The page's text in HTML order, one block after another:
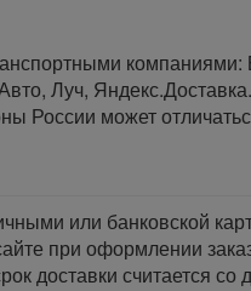
компаниями:
Луч, Яндекс.Доставка.
России может
или банковской
при оформлении
доставки считается со